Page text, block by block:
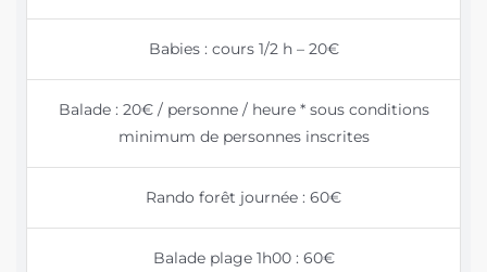
Babies : cours 1/2 h – 20€
Balade : 20€ / personne / heure * sous conditions
minimum de personnes inscrites
Rando forêt journée : 60€
Balade plage 1h00 : 60€